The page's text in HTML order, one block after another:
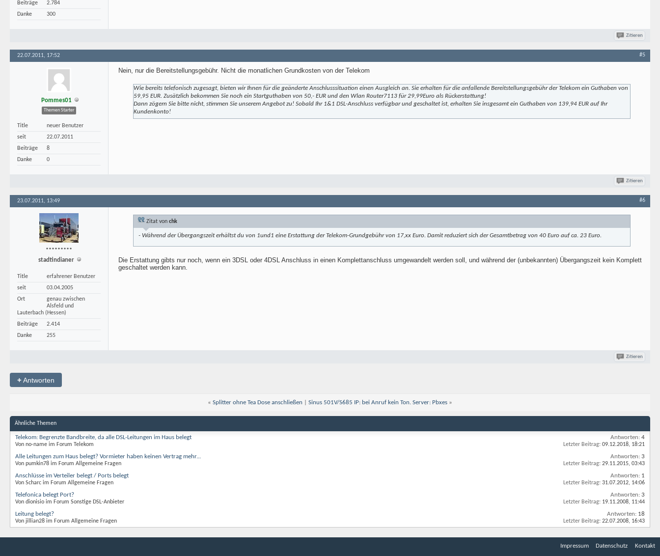
Beiträge
2.784
Danke
300
Zitieren
22.07.2011, 17:52 #5
Pommes01
Themen Starter
Title
neuer Benutzer
seit
22.07.2011
Beiträge
8
Danke
0
Nein, nur die Bereitstellungsgebühr. Nicht die monatlichen Grundkosten von der Telekom
Wie bereits telefonisch zugesagt, bieten wir Ihnen für die geänderte Anschlusssituation einen Ausgleich an. Sie erhalten für die anfallende Bereitstellungsgebühr der Telekom ein Guthaben von
59,95 EUR. Zusätzlich bekommen Sie noch ein Startguthaben von 50,- EUR und den Wlan Router7113 für 29,99Euro als Rückerstattung!
Dann zögern Sie bitte nicht, stimmen Sie unserem Angebot zu! Sobald Ihr 1&1 DSL-Anschluss verfügbar und geschaltet ist, erhalten Sie insgesamt ein Guthaben von 139,94 EUR auf Ihr
Kundenkonto!
Zitieren
23.07.2011, 13:49 #6
*********
stadtindianer
Title
erfahrener Benutzer
seit
03.04.2005
Ort
genau zwischen
Alsfeld und
Lauterbach (Hessen)
Beiträge
2.414
Danke
255
Zitat von chk
- Während der Übergangszeit erhältst du von 1und1 eine Erstattung der Telekom-Grundgebühr von 17,xx Euro. Damit reduziert sich der Gesamtbetrag von 40 Euro auf ca. 23 Euro.
Die Erstattung gibts nur noch, wenn ein 3DSL oder 4DSL Anschluss in einen Komplettanschluss umgewandelt werden soll, und während der (unbekannten) Übergangszeit kein Komplett
geschaltet werden kann.
Zitieren
+Antworten
« Splitter ohne Tea Dose anschließen Sinus 501V/S685 IP: bei Anruf kein Ton. Server: Pbxes »
Ähnliche Themen
Telekom: Begrenzte Bandbreite, da alle DSL-Leitungen im Haus belegt
Von no-name im Forum Telekom
Antworten: 4
Letzter Beitrag: 09.12.2018, 18:21
Alle Leitungen zum Haus belegt? Vormieter haben keinen Vertrag mehr...
Von pumkin78 im Forum Allgemeine Fragen
Antworten: 3
Letzter Beitrag: 29.11.2015, 03:43
Anschlüsse im Verteiler belegt / Ports belegt
Von Scharc im Forum Allgemeine Fragen
Antworten: 1
Letzter Beitrag: 31.07.2012, 14:06
Telefonica belegt Port?
Von dionisio im Forum Sonstige DSL-Anbieter
Antworten: 3
Letzter Beitrag: 19.11.2008, 11:44
Leitung belegt?
Von jillian28 im Forum Allgemeine Fragen
Antworten: 18
Letzter Beitrag: 22.07.2008, 16:43
Impressum Datenschutz Kontakt